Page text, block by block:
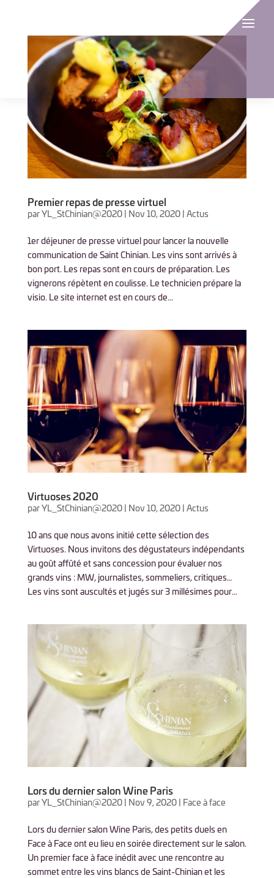
Premier repas de presse virtuel
parYL_StChinian@2020| Nov 10, 2020| Actus
1er déjeuner de presse virtuel pour lancer la nouvelle
communication de Saint Chinian. Les vins sont arrivés à
bon port. Les repas sont en cours de préparation. Les
vignerons répètent en coulisse. Le technicien prépare la
visio. Le site internet est en cours de...
Virtuoses 2020
parYL_StChinian@2020| Nov 10, 2020| Actus
10 ans que nous avons initié cette sélection des
Virtuoses. Nous invitons des dégustateurs indépendants
au goût affûté et sans concession pour évaluer nos
grands vins : MW, journalistes, sommeliers, critiques…
Les vins sont auscultés et jugés sur 3 millésimes pour...
Lors du dernier salon Wine Paris
parYL_StChinian@2020| Nov 9, 2020| Face à face
Lors du dernier salon Wine Paris, des petits duels en
Face à Face ont eu lieu en soirée directement sur le salon.
Un premier face à face inédit avec une rencontre au
sommet entre les vins blancs de Saint-Chinian et les